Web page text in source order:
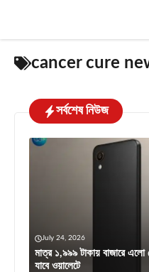
Menu
cancer cure
সর্বশেষ নিউজ
July 24, 2026
মাত্র ১,৯৯৯ টাকায় বাজারে এলো
যাবে ওয়ালেটে